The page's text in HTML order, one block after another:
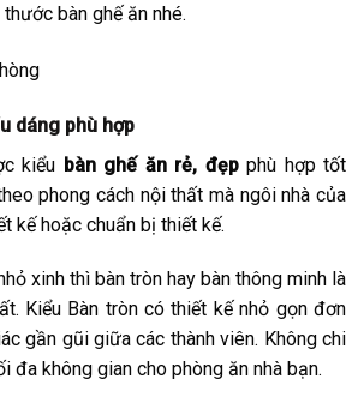
bàn ghế ăn nhé.
dáng phù hợp
kiểu bàn ghế ăn rẻ, đẹpphù hợp tốt
phong cách nội thất mà ngôi nhà của
kế hoặc chuẩn bị thiết kế.
xinh thì bàn tròn hay bàn thông minh là
Kiểu Bàn tròn có thiết kế nhỏ gọn đơn
gần gũi giữa các thành viên. Không chi
đa không gian cho phòng ăn nhà bạn.